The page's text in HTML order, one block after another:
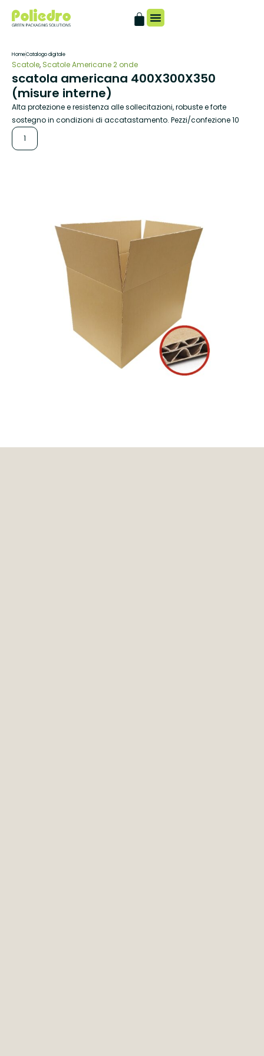
HomeCatalogo digitale
Scatole, Scatole Americane 2 onde
scatola americana 400X300X350
(misure interne)
Alta protezione e resistenza alle sollecitazioni, robuste e forte
sostegno in condizioni di accatastamento. Pezzi/confezione 10